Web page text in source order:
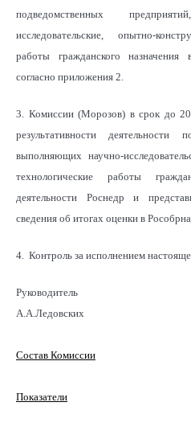
подведомственных
исследовательские, опытно-
работы гражданского назначения
согласно приложения 2.
3. Комиссии (Морозов) в срок до
результативности деятельности
выполняющих научно-
технологические работы
деятельности Роснедр и
сведения об итогах оценки в
4. Контроль за исполнением
Руководитель
А.А.Ледовских
Состав Комиссии
Показатели